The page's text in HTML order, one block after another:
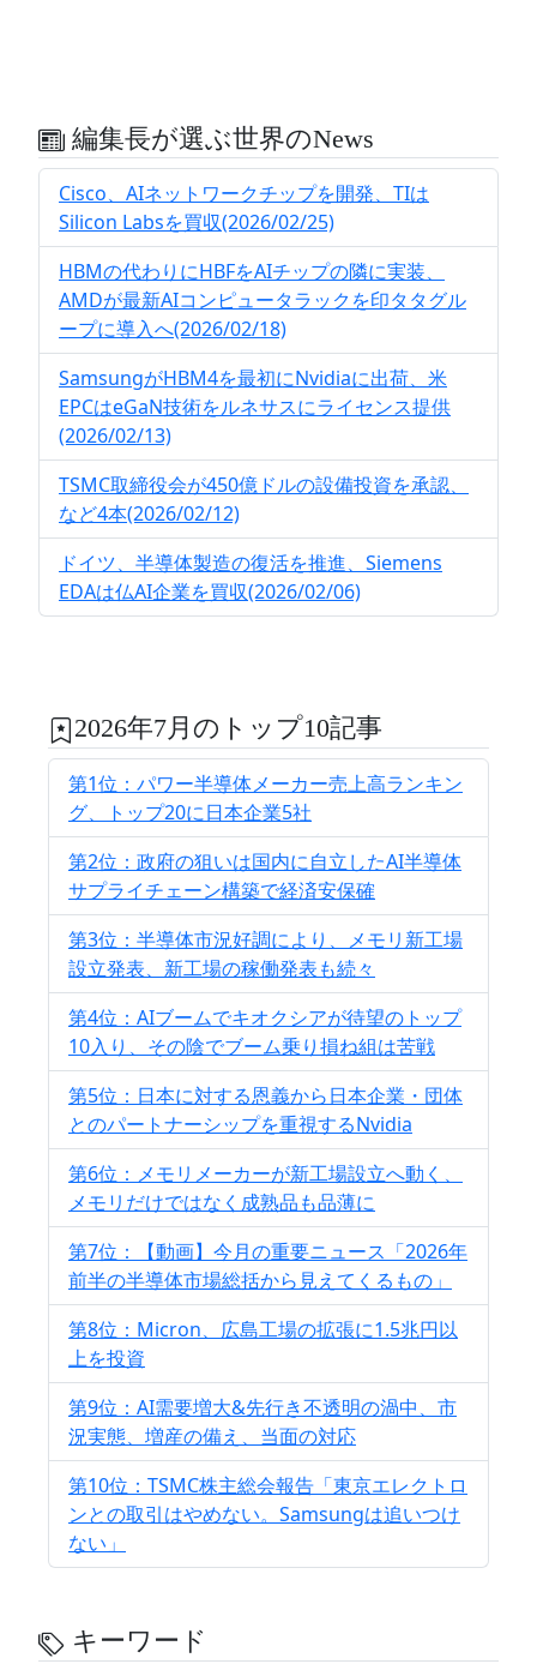
編集長が選ぶ世界のNews
Cisco、AIネットワークチップを開発、TIは
Silicon Labsを買収(2026/02/25)
HBMの代わりにHBFをAIチップの隣に実装、
AMDが最新AIコンピュータラックを印タタグル
ープに導入へ(2026/02/18)
SamsungがHBM4を最初にNvidiaに出荷、米
EPCはeGaN技術をルネサスにライセンス提供
(2026/02/13)
TSMC取締役会が450億ドルの設備投資を承認、
など4本(2026/02/12)
ドイツ、半導体製造の復活を推進、Siemens
EDAは仏AI企業を買収(2026/02/06)
2026年7月のトップ10記事
第1位：パワー半導体メーカー売上高ランキン
グ、トップ20に日本企業5社
第2位：政府の狙いは国内に自立したAI半導体
サプライチェーン構築で経済安保確
第3位：半導体市況好調により、メモリ新工場
設立発表、新工場の稼働発表も続々
第4位：AIブームでキオクシアが待望のトップ
10入り、その陰でブーム乗り損ね組は苦戦
第5位：日本に対する恩義から日本企業・団体
とのパートナーシップを重視するNvidia
第6位：メモリメーカーが新工場設立へ動く、
メモリだけではなく成熟品も品薄に
第7位：【動画】今月の重要ニュース「2026年
前半の半導体市場総括から見えてくるもの」
第8位：Micron、広島工場の拡張に1.5兆円以
上を投資
第9位：AI需要増大&先行き不透明の渦中、市
況実態、増産の備え、当面の対応
第10位：TSMC株主総会報告「東京エレクトロ
ンとの取引はやめない。Samsungは追いつけ
ない」
キーワード